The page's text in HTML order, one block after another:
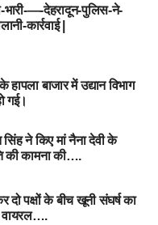
भारी-—-देहरादून-पुलिस-ने-
कार्रवाई |
बाजार में उद्यान विभाग
गई।
सिंह ने किए मां नैना देवी के
की कामना की….
पक्षों के बीच खूनी संघर्ष का
वायरल….